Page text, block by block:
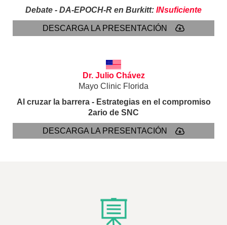
Debate - DA-EPOCH-R en Burkitt: INsuficiente
DESCARGA LA PRESENTACIÓN
Dr. Julio Chávez
Mayo Clinic Florida
Al cruzar la barrera - Estrategias en el compromiso
2ario de SNC
DESCARGA LA PRESENTACIÓN